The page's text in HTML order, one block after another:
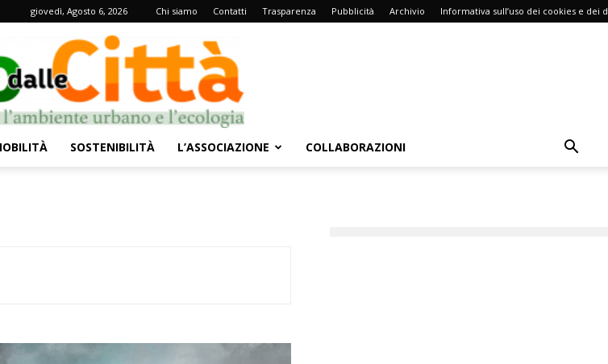
giovedì, Agosto 6, 2026 Chi siamo Contatti Trasparenza Pubblicità Archivio Informativa sull’uso dei cookies e dei
SOSTENIBILITÀ L’ASSOCIAZIONE COLLABORAZIONI